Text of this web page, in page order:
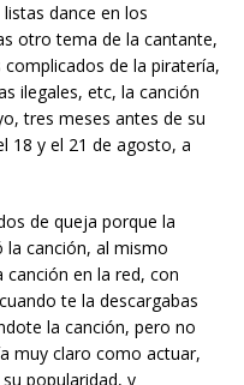
dance en los
otro tema de la cantante,
de la piratería,
ilegales, etc, la canción
tres meses antes de su
18 y el 21 de agosto, a
de queja porque la
la canción, al mismo
en la red, con
te la descargabas
la canción, pero no
muy claro como actuar,
popularidad, y